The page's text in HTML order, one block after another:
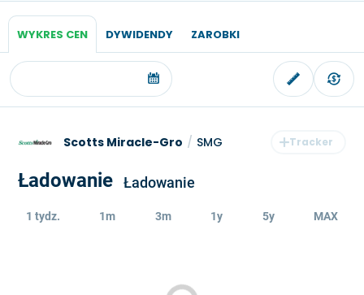
WYKRES CEN DYWIDENDY ZAROBKI
Scotts Miracle-Gro / SMG
Ładowanie Ładowanie
1 tydz. 1m 3m 1y 5y MAX